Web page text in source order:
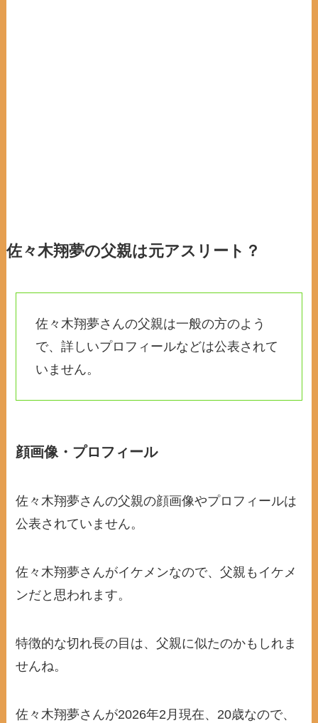
佐々木翔夢の父親は元アスリート？
佐々木翔夢さんの父親は一般の方のよう
で、詳しいプロフィールなどは公表されて
いません。
顔画像・プロフィール
佐々木翔夢さんの父親の顔画像やプロフィールは
公表されていません。
佐々木翔夢さんがイケメンなので、父親もイケメ
ンだと思われます。
特徴的な切れ長の目は、父親に似たのかもしれま
せんね。
佐々木翔夢さんが2026年2月現在、20歳なので、